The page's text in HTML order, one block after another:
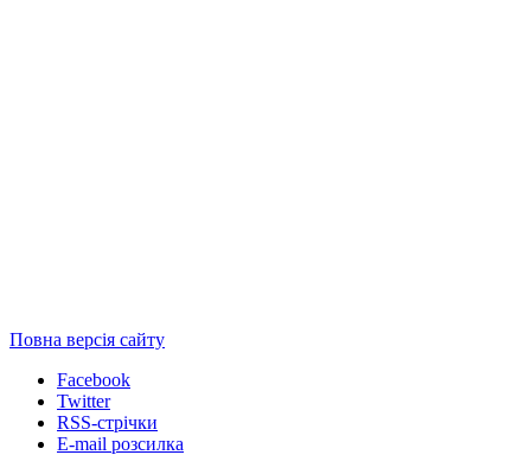
Повна версія сайту
Facebook
Twitter
RSS-стрічки
E-mail розсилка